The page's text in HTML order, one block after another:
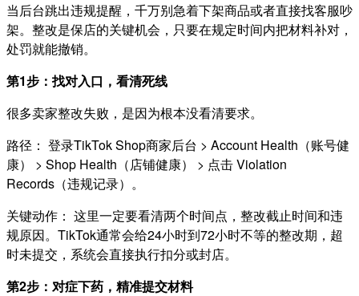
当后台跳出违规提醒，千万别急着下架商品或者直接找客服吵
架。整改是保店的关键机会，只要在规定时间内把材料补对，
处罚就能撤销。
第1步：找对入口，看清死线
很多卖家整改失败，是因为根本没看清要求。
路径： 登录TikTok Shop商家后台 > Account Health（账号健
康） > Shop Health（店铺健康） > 点击 Violation
Records（违规记录）。
关键动作： 这里一定要看清两个时间点，整改截止时间和违
规原因。TikTok通常会给24小时到72小时不等的整改期，超
时未提交，系统会直接执行扣分或封店。
第2步：对症下药，精准提交材料